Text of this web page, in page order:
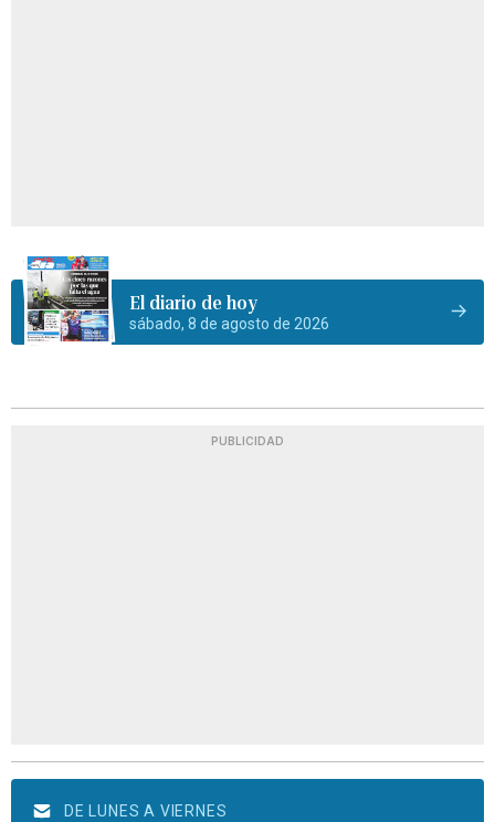
El diario de hoy
sábado, 8 de agosto de 2026
PUBLICIDAD
DE LUNES A VIERNES